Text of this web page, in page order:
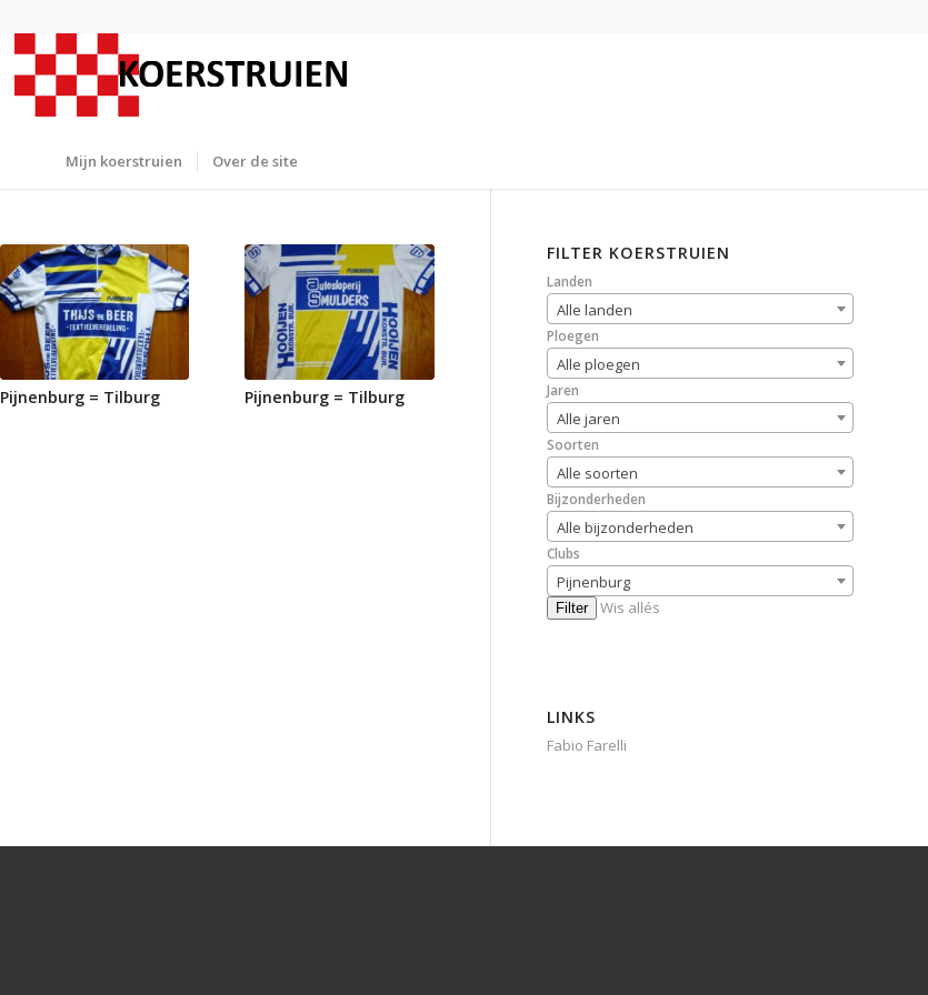
Mijn koerstruien Over de site
Pijnenburg = Tilburg Pijnenburg = Tilburg
FILTER KOERSTRUIEN
Landen
Alle landen
Ploegen
Alle ploegen
Jaren
Alle jaren
Soorten
Alle soorten
Bijzonderheden
Alle bijzonderheden
Clubs
Pijnenburg
Filter Wis allés
LINKS
Fabio Farelli